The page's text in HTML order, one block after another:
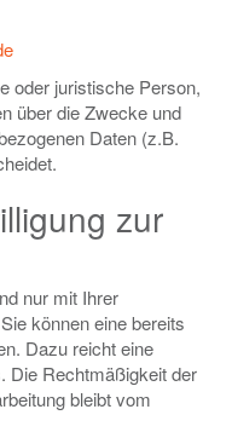
oder juristische Person,
über die Zwecke und
Daten (z.B.
zur
nur mit Ihrer
können eine bereits
Dazu reicht eine
Die Rechtmäßigkeit der
bleibt vom